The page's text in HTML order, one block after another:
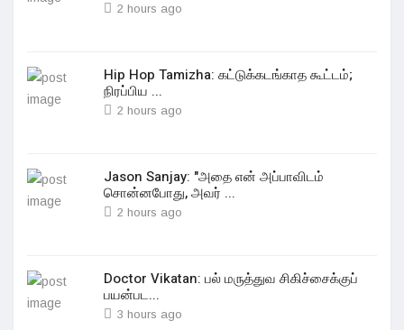
2 hours ago
Hip Hop Tamizha: கட்டுக்கடங்காத கூட்டம்;
நிரப்பிய ...
2 hours ago
Jason Sanjay: "அதை என் அப்பாவிடம்
சொன்னபோது, அவர் ...
2 hours ago
Doctor Vikatan: பல் மருத்துவ சிகிச்சைக்குப்
பயன்பட...
3 hours ago